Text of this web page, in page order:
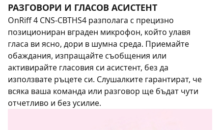
РАЗГОВОРИ И ГЛАСОВ АСИСТЕНТ
OnRiff 4 CNS-CBTHS4 разполага с прецизно
позициониран вграден микрофон, който улавя
гласа ви ясно, дори в шумна среда. Приемайте
обаждания, изпращайте съобщения или
активирайте гласовия си асистент, без да
използвате ръцете си. Слушалките гарантират, че
всяка ваша команда или разговор ще бъдат чути
отчетливо и без усилие.